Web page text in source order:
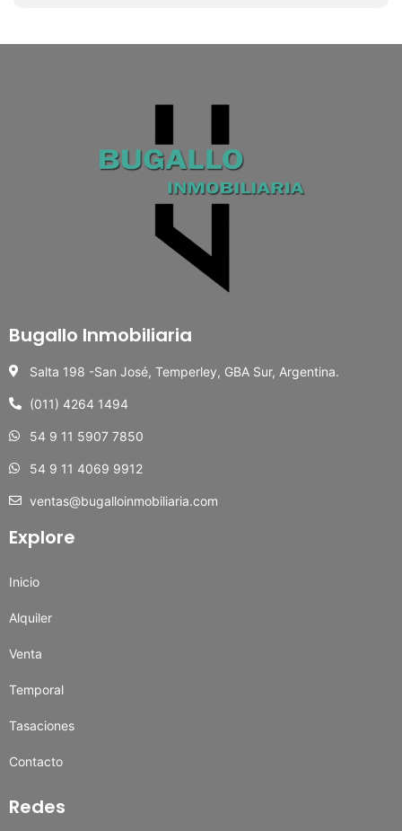
Bugallo Inmobiliaria
Salta 198 -San José, Temperley, GBA Sur, Argentina.
(011) 4264 1494
54 9 11 5907 7850
54 9 11 4069 9912
ventas@bugalloinmobiliaria.com
Explore
Inicio
Alquiler
Venta
Temporal
Tasaciones
Contacto
Redes